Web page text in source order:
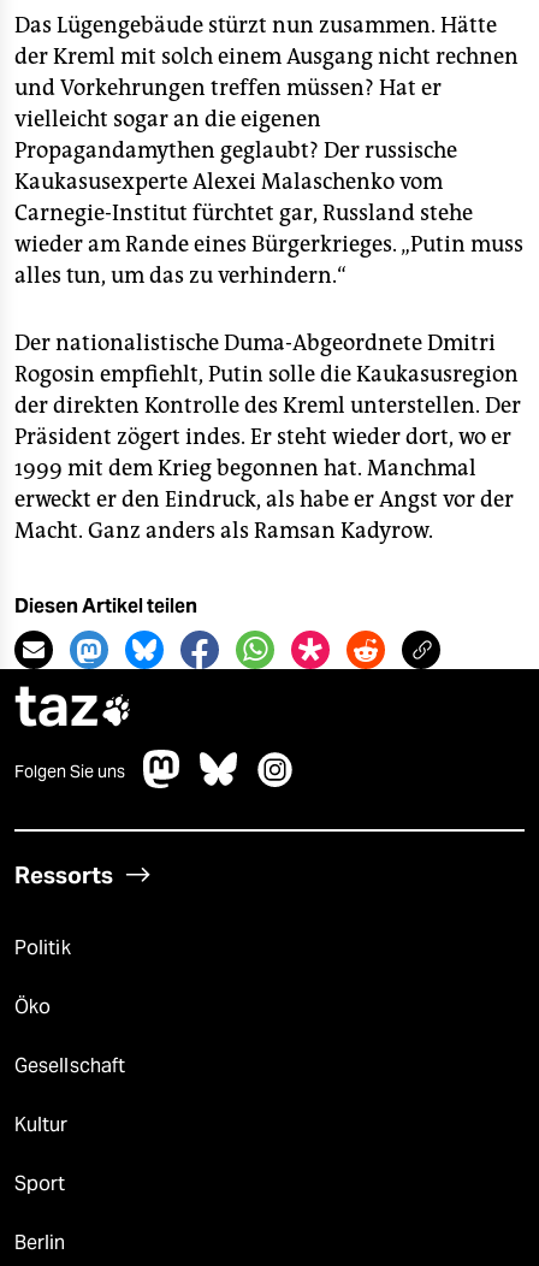
Das Lügengebäude stürzt nun zusammen. Hätte
der Kreml mit solch einem Ausgang nicht rechnen
und Vorkehrungen treffen müssen? Hat er
vielleicht sogar an die eigenen
Propagandamythen geglaubt? Der russische
Kaukasusexperte Alexei Malaschenko vom
Carnegie-Institut fürchtet gar, Russland stehe
wieder am Rande eines Bürgerkrieges. „Putin muss
alles tun, um das zu verhindern.“
Der nationalistische Duma-Abgeordnete Dmitri
Rogosin empfiehlt, Putin solle die Kaukasusregion
der direkten Kontrolle des Kreml unterstellen. Der
Präsident zögert indes. Er steht wieder dort, wo er
1999 mit dem Krieg begonnen hat. Manchmal
erweckt er den Eindruck, als habe er Angst vor der
Macht. Ganz anders als Ramsan Kadyrow.
Diesen Artikel teilen
taz
Folgen Sie uns
Ressorts
Politik
Öko
Gesellschaft
Kultur
Sport
Berlin